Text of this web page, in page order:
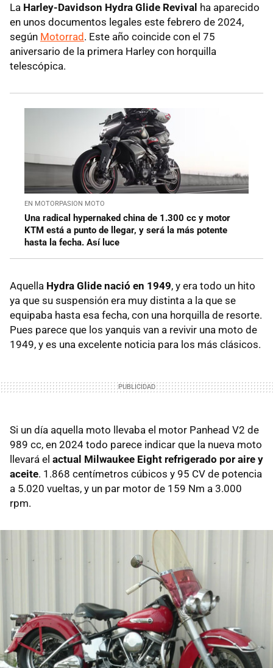
La Harley-Davidson Hydra Glide Revival ha aparecido
en unos documentos legales este febrero de 2024,
según Motorrad. Este año coincide con el 75
aniversario de la primera Harley con horquilla
telescópica.
EN MOTORPASION MOTO
Una radical hypernaked china de 1.300 cc y motor
KTM está a punto de llegar, y será la más potente
hasta la fecha. Así luce
Aquella Hydra Glide nació en 1949, y era todo un hito
ya que su suspensión era muy distinta a la que se
equipaba hasta esa fecha, con una horquilla de resorte.
Pues parece que los yanquis van a revivir una moto de
1949, y es una excelente noticia para los más clásicos.
Si un día aquella moto llevaba el motor Panhead V2 de
989 cc, en 2024 todo parece indicar que la nueva moto
llevará el actual Milwaukee Eight refrigerado por aire y
aceite. 1.868 centímetros cúbicos y 95 CV de potencia
a 5.020 vueltas, y un par motor de 159 Nm a 3.000
rpm.